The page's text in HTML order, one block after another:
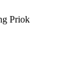
Priok